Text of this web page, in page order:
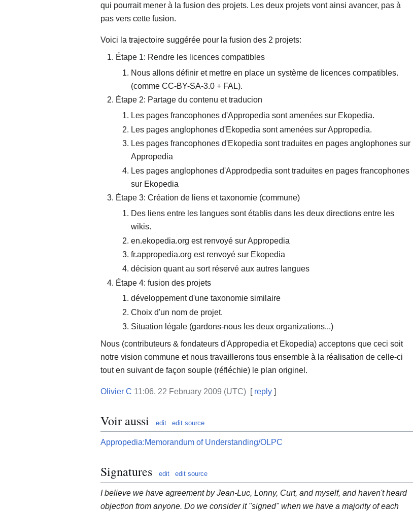
qui pourrait mener à la fusion des projets. Les deux projets vont ainsi avancer, pas à
pas vers cette fusion.
Voici la trajectoire suggérée pour la fusion des 2 projets:
Étape 1: Rendre les licences compatibles
Nous allons définir et mettre en place un système de licences compatibles.
(comme CC-BY-SA-3.0 + FAL).
Étape 2: Partage du contenu et traducion
Les pages francophones d'Appropedia sont amenées sur Ekopedia.
Les pages anglophones d'Ekopedia sont amenées sur Appropedia.
Les pages francophones d'Ekopedia sont traduites en pages anglophones sur
Appropedia
Les pages anglophones d'Approdpedia sont traduites en pages francophones
sur Ekopedia
Étape 3: Création de liens et taxonomie (commune)
Des liens entre les langues sont établis dans les deux directions entre les
wikis.
en.ekopedia.org est renvoyé sur Appropedia
fr.appropedia.org est renvoyé sur Ekopedia
décision quant au sort réservé aux autres langues
Étape 4: fusion des projets
développement d'une taxonomie similaire
Choix d'un nom de projet.
Situation légale (gardons-nous les deux organizations...)
Nous (contributeurs & fondateurs d'Appropedia et Ekopedia) acceptons que ceci soit
notre vision commune et nous travaillerons tous ensemble à la réalisation de celle-ci
tout en suivant de façon souple (réfléchie) le plan originel.
Olivier C 11:06, 22 February 2009 (UTC) [ reply ]
Voir aussi edit edit source
Appropedia:Memorandum of Understanding/OLPC
Signatures edit edit source
I believe we have agreement by Jean-Luc, Lonny, Curt, and myself, and haven't heard
objection from anyone. Do we consider it "signed" when we have a majority of each